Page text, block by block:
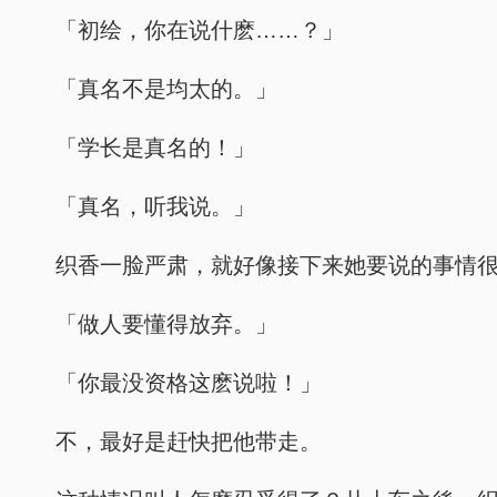
「初绘，你在说什麽……？」
「真名不是均太的。」
「学长是真名的！」
「真名，听我说。」
织香一脸严肃，就好像接下来她要说的事情
「做人要懂得放弃。」
「你最没资格这麽说啦！」
不，最好是赶快把他带走。